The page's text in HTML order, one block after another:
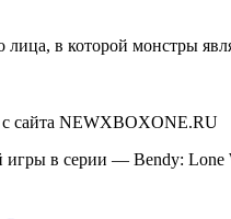
лица, в которой монстры
игры в серии — Bendy: Lone